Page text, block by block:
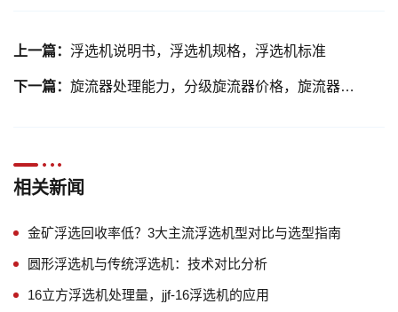
上一篇： 浮选机说明书，浮选机规格，浮选机标准
下一篇： 旋流器处理能力，分级旋流器价格，旋流器参数
相关新闻
金矿浮选回收率低？3大主流浮选机型对比与选型指南
圆形浮选机与传统浮选机：技术对比分析
16立方浮选机处理量，jjf-16浮选机的应用